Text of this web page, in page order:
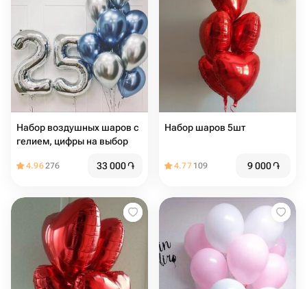
Набор воздушных шаров с
гелием, цифры на выбор
4.96276 33 000֏
Набор шаров 5шт
4.77 109 9 000֏